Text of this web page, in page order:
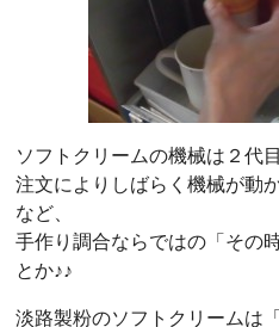
ソフトクリームの機械は２代
注文によりしばらく機械が動
など、
手作り調合ならではの「その
とか♪♪
淡路製粉のソフトクリームは